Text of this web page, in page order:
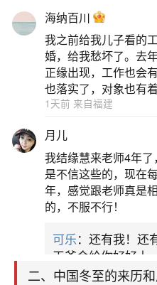
但是小问题不注意可能
问题给大家做一些解读：
一、冬至由来和习俗
北吃饺子在我国北
子的习俗。谚语“十月一
是为了纪念“医圣”张仲
仲景任长沙太守，访病
值冬季，他看到白河两
朵冻烂，便让弟子在南
锅，在冬至那天向民众施
二、中国冬至的来历
海纳百川
我之前给我儿子看的
婚，给我愁坏了。去
正缘出现，工作也会
也落实了，对象也有
1天前 来自福建
月儿
我结缘慧来老师4年
是不信这些的，现在
年，感觉跟老师真是
的，不服不行！
可乐：还有我！还
天爷会给你好好上
哪样不服都不行！